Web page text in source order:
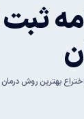
بهترین روش